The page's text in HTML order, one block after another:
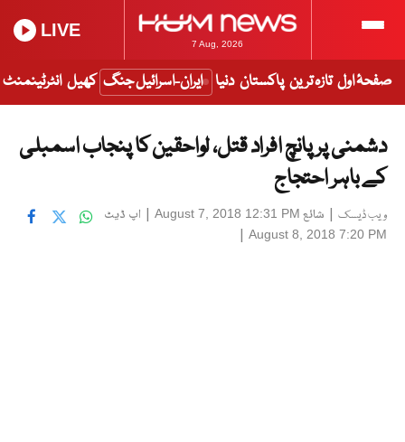
7 Aug, 2026
LIVE
صفحۂ اول تازہ ترین پاکستان دنیا ایران-اسرائیل جنگ کھیل انٹرٹینمنٹ
دشمنی پر پانچ افراد قتل، لواحقین کا پنجاب اسمبلی
کے باہر احتجاج
ویب ڈیسک | شائع August 7, 2018 12:31 PM
| اپ ڈیٹ
August 8, 2018 7:20 PM
|